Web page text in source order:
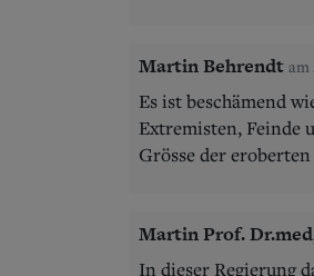
Martin Behrendt am
Es ist beschämend
Extremisten, Feinde
Grösse der
Martin Prof.
In dieser Regierung